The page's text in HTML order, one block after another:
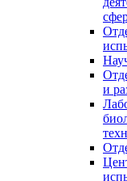
и